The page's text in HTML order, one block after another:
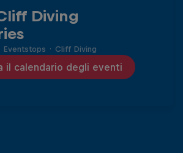
Diving
il calendario degli eventi
Eventstops · Cliff Diving